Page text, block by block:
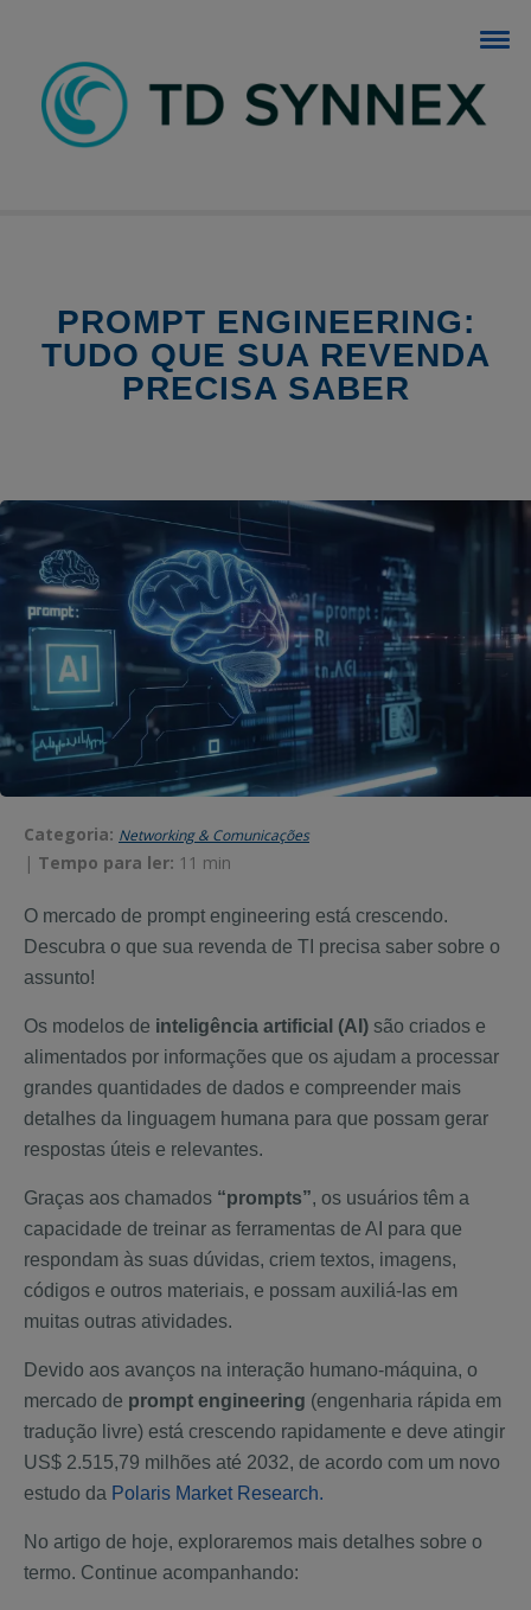
BLOG TD SYNNEX
PROMPT ENGINEERING:
TUDO QUE SUA REVENDA
PRECISA SABER
Categoria: Networking & Comunicações
| Tempo para ler: 11 min
O mercado de prompt engineering está crescendo.
Descubra o que sua revenda de TI precisa saber sobre o
assunto!
Os modelos de inteligência artificial (AI) são criados e
alimentados por informações que os ajudam a processar
grandes quantidades de dados e compreender mais
detalhes da linguagem humana para que possam gerar
respostas úteis e relevantes.
Graças aos chamados “prompts”, os usuários têm a
capacidade de treinar as ferramentas de AI para que
respondam às suas dúvidas, criem textos, imagens,
códigos e outros materiais, e possam auxiliá-las em
muitas outras atividades.
Devido aos avanços na interação humano-máquina, o
mercado de prompt engineering (engenharia rápida em
tradução livre) está crescendo rapidamente e deve atingir
US$ 2.515,79 milhões até 2032, de acordo com um novo
estudo da Polaris Market Research.
No artigo de hoje, exploraremos mais detalhes sobre o
termo. Continue acompanhando: